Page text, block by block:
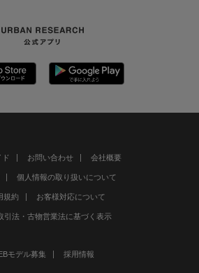
ド お問い合わせ 会社概要
個人情報の取り扱いについて
規約 お客様対応について
引法・古物営業法に基づく表示
モデル募集 採用情報